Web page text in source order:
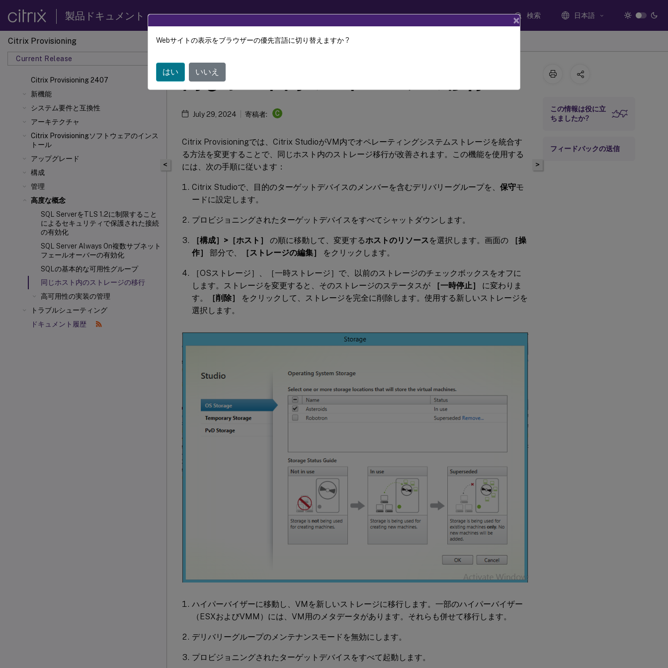
製品ドキュメント 検索 日本語
Citrix Provisioning
Current Release
Citrix Provisioning 2407
新機能
システム要件と互換性
アーキテクチャ
Citrix Provisioningソフトウェアのインス
トール
アップグレード
構成
管理
高度な概念
SQL ServerをTLS 1.2に制限すること
によるセキュリティで保護された接続
の有効化
SQL Server Always On複数サブネット
フェールオーバーの有効化
SQLの基本的な可用性グループ
同じホスト内のストレージの移行
高可用性の実装の管理
トラブルシューティング
ドキュメント履歴
Citrix Provisioning Citrix Provisioning 2407
<
同じホスト内のストレージの移行
July 29, 2024 寄稿者: C
Citrix Provisioningでは、Citrix StudioがVM内でオペレーティングシステムストレージを統合す
る方法を変更することで、同じホスト内のストレージ移行が改善されます。この機能を使用する
には、次の手順に従います：
Citrix Studioで、目的のターゲットデバイスのメンバーを含むデリバリーグループを、 保守モ
ードに設定します。
プロビジョニングされたターゲットデバイスをすべてシャットダウンします。
［構成］>［ホスト］ の順に移動して、変更するホストのリソース を選択します。画面の
［操
作］
部分で、 ［ストレージの編集］ をクリックします。
［OSストレージ］、［一時ストレージ］で、以前のストレージのチェックボックスをオフに
します。ストレージを変更すると、そのストレージのステータスが
［一時停止］
に変わりま
す。
［削除］
をクリックして、ストレージを完全に削除します。使用する新しいストレージを
選択します。
ハイパーバイザーに移動し、VMを新しいストレージに移行します。一部のハイパーバイザー
（ESXおよびVMM）には、VM用のメタデータがあります。それらも併せて移行します。
デリバリーグループのメンテナンスモードを無効にします。
プロビジョニングされたターゲットデバイスをすべて起動します。
>
この情報は役に立
ちましたか?
フィードバックの送信
×
Webサイトの表示をブラウザーの優先言語に切り替えますか ?
はい いいえ